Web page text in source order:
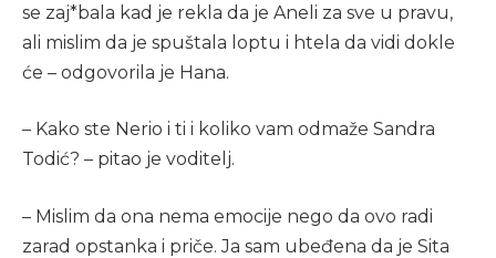
se zaj*bala kad je rekla da je Aneli za sve u pravu,
ali mislim da je spuštala loptu i htela da vidi dokle
će – odgovorila je Hana.
– Kako ste Nerio i ti i koliko vam odmaže Sandra
Todić? – pitao je voditelj.
– Mislim da ona nema emocije nego da ovo radi
zarad opstanka i priče. Ja sam ubeđena da je Sita